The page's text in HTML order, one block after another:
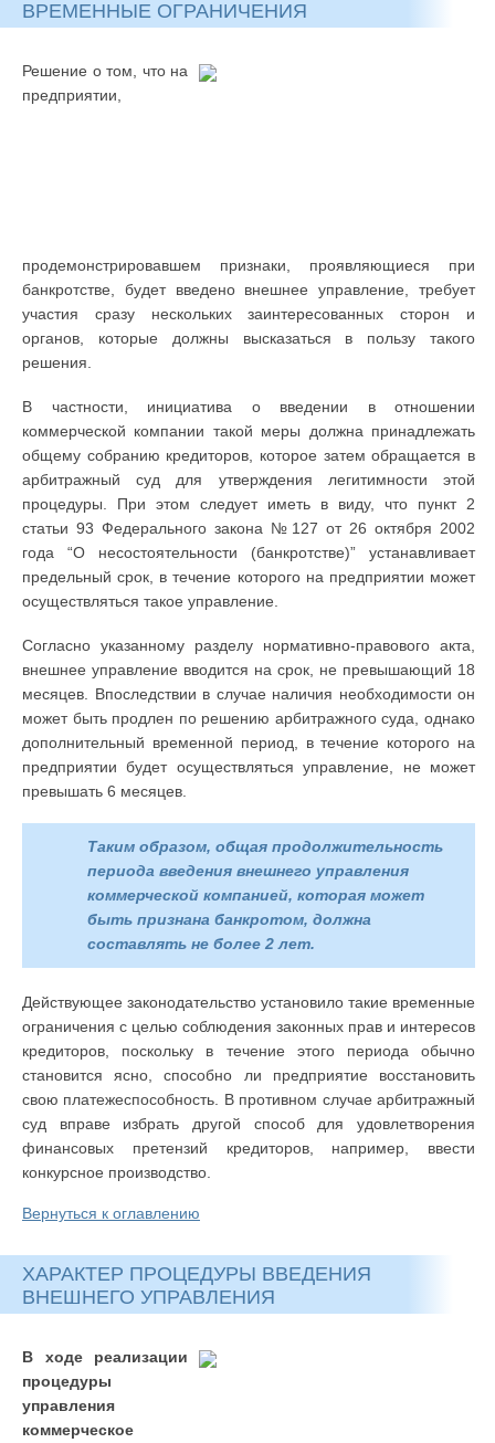
ВРЕМЕННЫЕ ОГРАНИЧЕНИЯ
Решение о том, что на
предприятии,
продемонстрировавшем признаки, проявляющиеся при
банкротстве, будет введено внешнее управление, требует
участия сразу нескольких заинтересованных сторон и
органов, которые должны высказаться в пользу такого
решения.
В частности, инициатива о введении в отношении
коммерческой компании такой меры должна принадлежать
общему собранию кредиторов, которое затем обращается в
арбитражный суд для утверждения легитимности этой
процедуры. При этом следует иметь в виду, что пункт 2
статьи 93 Федерального закона №127 от 26 октября 2002
года “О несостоятельности (банкротстве)” устанавливает
предельный срок, в течение которого на предприятии может
осуществляться такое управление.
Согласно указанному разделу нормативно-правового акта,
внешнее управление вводится на срок, не превышающий 18
месяцев. Впоследствии в случае наличия необходимости он
может быть продлен по решению арбитражного суда, однако
дополнительный временной период, в течение которого на
предприятии будет осуществляться управление, не может
превышать 6 месяцев.
Таким образом, общая продолжительность
периода введения внешнего управления
коммерческой компанией, которая может
быть признана банкротом, должна
составлять не более 2 лет.
Действующее законодательство установило такие временные
ограничения с целью соблюдения законных прав и интересов
кредиторов, поскольку в течение этого периода обычно
становится ясно, способно ли предприятие восстановить
свою платежеспособность. В противном случае арбитражный
суд вправе избрать другой способ для удовлетворения
финансовых претензий кредиторов, например, ввести
конкурсное производство.
Вернуться к оглавлению
ХАРАКТЕР ПРОЦЕДУРЫ ВВЕДЕНИЯ
ВНЕШНЕГО УПРАВЛЕНИЯ
В ходе реализации
процедуры
управления
коммерческое